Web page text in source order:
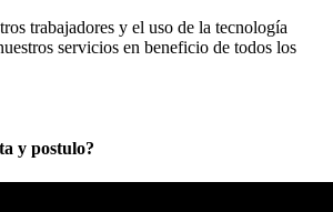
trabajadores y el uso de la tecnología
servicios en beneficio de todos los
y postulo?